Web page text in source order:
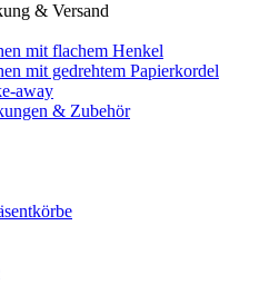
& Versand
mit flachem Henkel
mit gedrehtem Papierkordel
away
& Zubehör